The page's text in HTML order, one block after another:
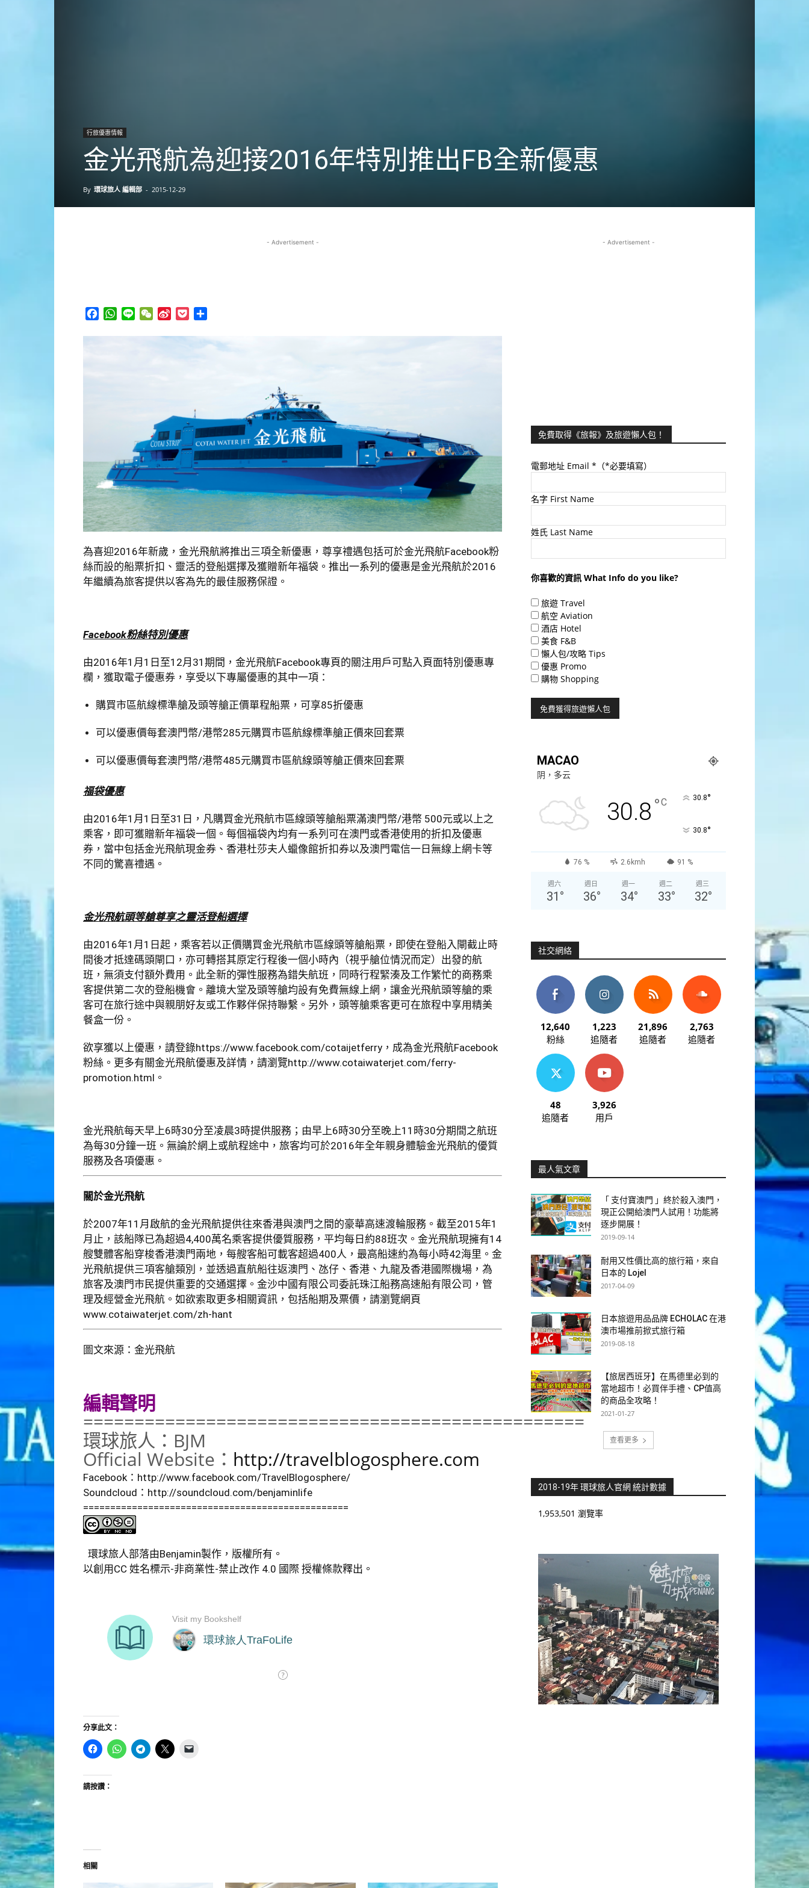
行旅優惠情報
金光飛航為迎接2016年特別推出FB全新優惠
By 環球旅人 編輯部 - 2015-12-29
- Advertisement -
Facebook
WhatsApp
Line WeChat
Sina
Pocket
為喜迎2016年新歲，金光飛航將推出三項全新優惠，尊享禮遇包括可於金光飛航Facebook粉
絲而設的船票折扣、靈活的登船選擇及獲贈新年福袋。推出一系列的優惠是金光飛航於2016
年繼續為旅客提供以客為先的最佳服務保證。
Facebook粉絲特別優惠
由2016年1月1日至12月31期間，金光飛航Facebook專頁的關注用戶可點入頁面特別優惠專
欄，獲取電子優惠券，享受以下專屬優惠的其中一項：
購買市區航線標準艙及頭等艙正價單程船票，可享85折優惠
可以優惠價每套澳門幣/港幣285元購買市區航線標準艙正價來回套票
可以優惠價每套澳門幣/港幣485元購買市區航線頭等艙正價來回套票
福袋優惠
由2016年1月1日至31日，凡購買金光飛航市區線頭等艙船票滿澳門幣/港幣 500元或以上之
乘客，即可獲贈新年福袋一個。每個福袋內均有一系列可在澳門或香港使用的折扣及優惠
券，當中包括金光飛航現金券、香港杜莎夫人蠟像館折扣券以及澳門電信一日無線上網卡等
不同的驚喜禮遇。
金光飛航頭等艙尊享之靈活登船選擇
由2016年1月1日起，乘客若以正價購買金光飛航市區線頭等艙船票，即使在登船入閘截止時
間後才抵達碼頭閘口，亦可轉搭其原定行程後一個小時內（視乎艙位情況而定）出發的航
班，無須支付額外費用。此全新的彈性服務為錯失航班，同時行程緊湊及工作繁忙的商務乘
客提供第二次的登船機會。離境大堂及頭等艙均設有免費無線上網，讓金光飛航頭等艙的乘
客可在旅行途中與親朋好友或工作夥伴保持聯繫。另外，頭等艙乘客更可在旅程中享用精美
餐盒一份。
欲享獲以上優惠，請登錄https://www.facebook.com/cotaijetferry ，成為金光飛航Facebook
粉絲。更多有關金光飛航優惠及詳情，請瀏覽http://www.cotaiwaterjet.com/ferry-
promotion.html 。
金光飛航每天早上6時30分至凌晨3時提供服務；由早上6時30分至晚上11時30分期間之航班
為每30分鐘一班。無論於網上或航程途中，旅客均可於2016年全年親身體驗金光飛航的優質
服務及各項優惠。
關於金光飛航
於2007年11月啟航的金光飛航提供往來香港與澳門之間的豪華高速渡輪服務。截至2015年1
月止，該船隊已為超過4,400萬名乘客提供優質服務，平均每日約88班次。金光飛航現擁有14
艘雙體客船穿梭香港澳門兩地，每艘客船可載客超過400人，最高船速約為每小時42海里。金
光飛航提供三項客艙類別，並透過直航船往返澳門、氹仔、香港、九龍及香港國際機場，為
旅客及澳門市民提供重要的交通選擇。金沙中國有限公司委託珠江船務高速船有限公司，管
理及經營金光飛航。如欲索取更多相關資訊，包括船期及票價，請瀏覽網頁
www.cotaiwaterjet.com/zh-hant
圖文來源：金光飛航
編輯聲明
=================================================
環球旅人：BJM
Official Website： http://travelblogosphere.com
Facebook： http://www.facebook.com/TravelBlogosphere/
Soundcloud： http://soundcloud.com/benjaminlife
=================================================
環球旅人部落由Benjamin製作，版權所有。
以創用CC 姓名標示-非商業性-禁止改作 4.0 國際 授權條款釋出。
分享此文：
請按讚：
相關
- Advertisement -
免費取得《旅報》及旅遊懶人包！
電郵地址 Email *（*必要填寫）
名字 First Name
姓氏 Last Name
你喜歡的資訊 What Info do you like?
旅遊 Travel
航空 Aviation
酒店 Hotel
美食 F&B
懶人包/攻略 Tips
優惠 Promo
購物 Shopping
MACAO
阴，多云
30.8 °C 30.8°
30.8°
76 % 2.6kmh 91 %
週六
31 °
週日
36°
週一
34°
週二
33°
週三
32°
社交網絡
12,640
粉絲
1,223
追隨者
21,896
追隨者
2,763
追隨者
48
追隨者
3,926
用戶
最人氣文章
「 支付寶澳門 」終於殺入澳門，
現正公開給澳門人試用！功能將
逐步開展！
2019-09-14
耐用又性價比高的旅行箱，來自
日本的 Lojel
2017-04-09
日本旅遊用品品牌 ECHOLAC 在港
澳市場推前掀式旅行箱
2019-08-18
【旅居西班牙】在馬德里必到的
當地超市！必買伴手禮、CP值高
的商品全攻略！
2021-01-27
查看更多
2018-19年 環球旅人官網 統計數據
1,953,501 瀏覽率